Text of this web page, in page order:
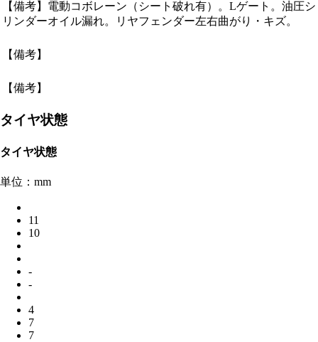
【備考】電動コボレーン（シート破れ有）。Lゲート。油圧シ
リンダーオイル漏れ。リヤフェンダー左右曲がり・キズ。
【備考】
【備考】
タイヤ状態
タイヤ状態
単位：mm
11
10
-
-
4
7
7